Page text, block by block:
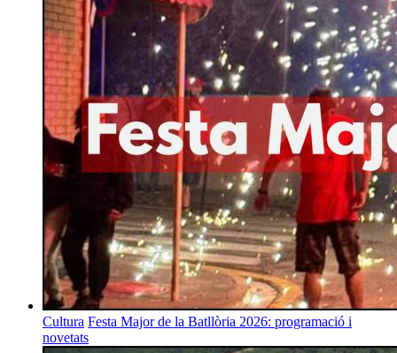
Cultura Festa Major de la Batllòria 2026: programació i
novetats